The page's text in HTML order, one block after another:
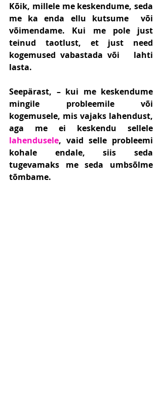
Kõik, millele me keskendume, seda
me ka enda ellu kutsume  või
võimendame. Kui me pole just
teinud taotlust, et just need
kogemused vabastada või   lahti
lasta.
Seepärast, – kui me keskendume
mingile probleemile või
kogemusele, mis vajaks lahendust,
lahendusele, vaid selle probleemi
kohale endale, siis seda
tugevamaks me seda umbsõlme
tõmbame.